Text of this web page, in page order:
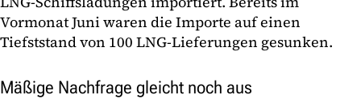
Vormonat Juni waren die Importe auf einen
Tiefststand von 100 LNG-Lieferungen gesunken.
Mäßige Nachfrage gleicht noch aus